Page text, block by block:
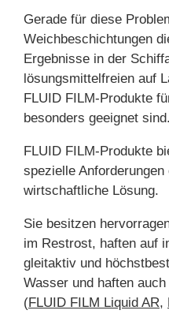
Gerade für diese
Weichbeschichtungen
Ergebnisse in der
lösungsmittelfreien auf
FLUID FILM-Produkte
besonders geeignet sind.
FLUID FILM-Produkte
spezielle
wirtschaftliche Lösung.
Sie besitzen
im Restrost, haften auf
gleitaktiv und
Wasser und haften
(FLUID FILM Liquid AR,